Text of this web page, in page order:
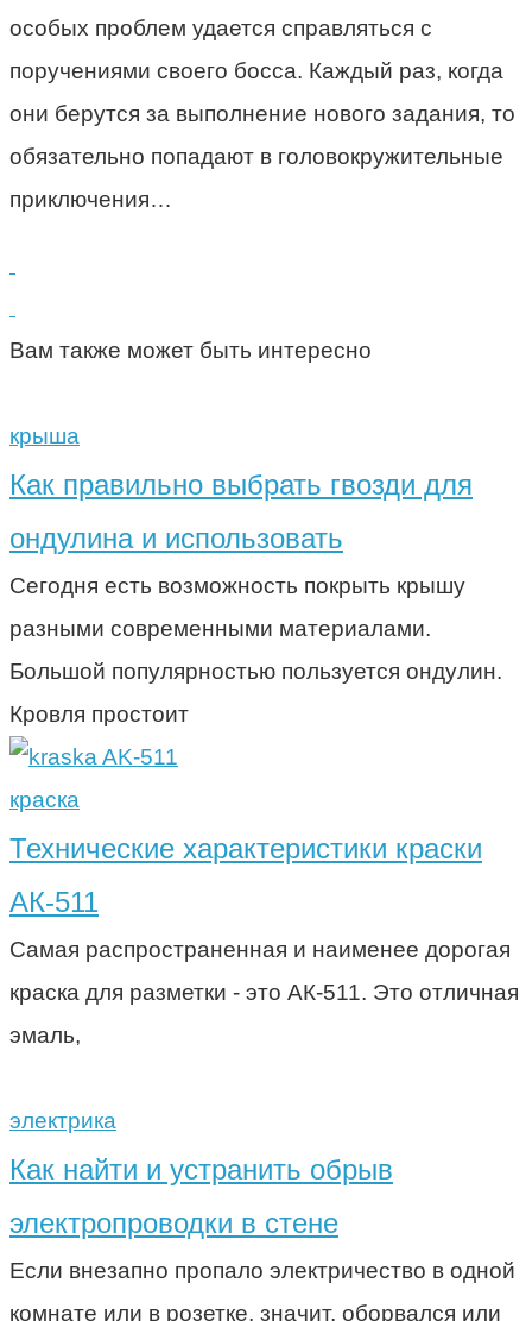
особых проблем удается справляться с
поручениями своего босса. Каждый раз, когда
они берутся за выполнение нового задания, то
обязательно попадают в головокружительные
приключения…
Вам также может быть интересно
крыша
Как правильно выбрать гвозди для
ондулина и использовать
Сегодня есть возможность покрыть крышу
разными современными материалами.
Большой популярностью пользуется ондулин.
Кровля простоит
краска
Технические характеристики краски
АК-511
Самая распространенная и наименее дорогая
краска для разметки - это АК-511. Это отличная
эмаль,
электрика
Как найти и устранить обрыв
электропроводки в стене
Если внезапно пропало электричество в одной
комнате или в розетке, значит, оборвался или